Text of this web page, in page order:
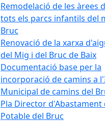
Remodelació de les àrees
tots els parcs infantils del
Bruc
Renovació de la xarxa
del Mig i del Bruc de Baix
Documentació base per la
incorporació de camins a
Municipal de camins del
Pla Director d'Abastament
Potable del Bruc